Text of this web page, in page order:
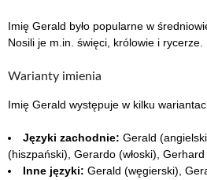
Imię Gerald było popularne w
Nosili je m.in. święci, królowie i rycerze.
Warianty imienia
Imię Gerald występuje w kilku
Języki zachodnie: Gerald
(hiszpański), Gerardo (włoski),
Inne języki: Gerald (węgierski),